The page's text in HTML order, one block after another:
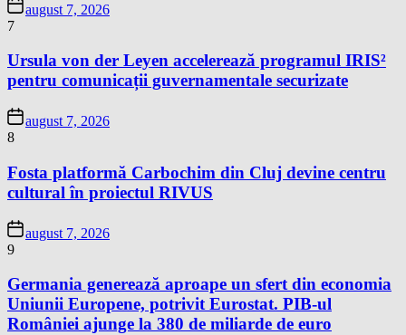
august 7, 2026
7
Ursula von der Leyen accelerează programul IRIS²
pentru comunicații guvernamentale securizate
august 7, 2026
8
Fosta platformă Carbochim din Cluj devine centru
cultural în proiectul RIVUS
august 7, 2026
9
Germania generează aproape un sfert din economia
Uniunii Europene, potrivit Eurostat. PIB-ul
României ajunge la 380 de miliarde de euro